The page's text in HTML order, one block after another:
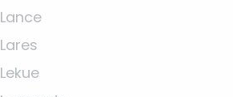
Lance
Lares
Lekue